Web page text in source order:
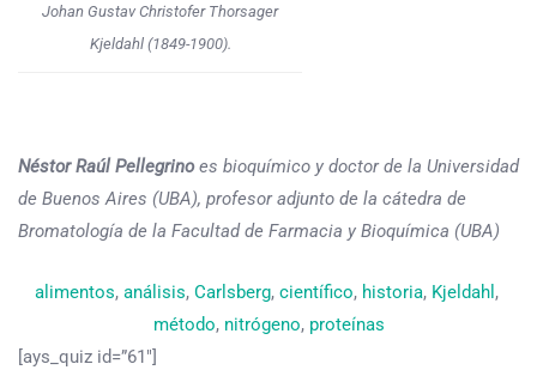
Johan Gustav Christofer Thorsager
Kjeldahl (1849-1900).
Néstor Raúl Pellegrinoes bioquímico y doctor de la Universidad
de Buenos Aires (UBA), profesor adjunto de la cátedra de
Bromatología de la Facultad de Farmacia y Bioquímica (UBA)
alimentos, análisis, Carlsberg, científico, historia, Kjeldahl ,
método, nitrógeno, proteínas
[ays_quiz id=”61″]